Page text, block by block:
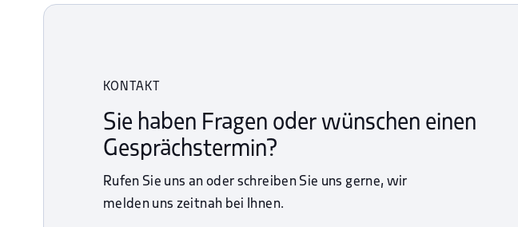
KONTAKT
Sie haben Fragen oder wünschen einen
Gesprächstermin?
Rufen Sie uns an oder schreiben Sie uns gerne, wir
melden uns zeitnah bei Ihnen.